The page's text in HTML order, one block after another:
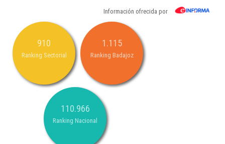
Información ofrecida por
910
Ranking Sectorial
1.115
Ranking Badajoz
110.966
Ranking Nacional